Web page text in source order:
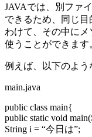
JAVAでは、別ファ
できるため、同じ
わけて、その中に
使うことができます
例えば、以下のよう
main.java
public class main{
public static void
String i = “今日は”;